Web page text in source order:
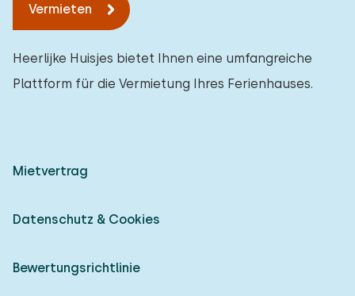
Vermieten
Heerlijke Huisjes bietet Ihnen eine umfangreiche
Plattform für die Vermietung Ihres Ferienhauses.
Mietvertrag
Datenschutz & Cookies
Bewertungsrichtlinie